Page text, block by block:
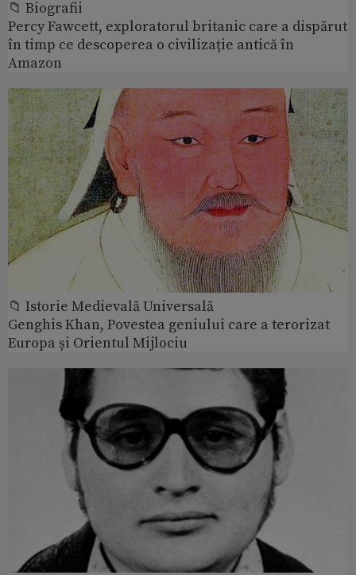
📁 Biografii
Percy Fawcett, exploratorul britanic care a dispărut
în timp ce descoperea o civilizație antică în
Amazon
📁 Istorie Medievală Universală
Genghis Khan, Povestea geniului care a terorizat
Europa și Orientul Mijlociu